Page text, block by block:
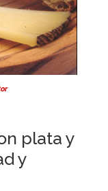
plata y
y